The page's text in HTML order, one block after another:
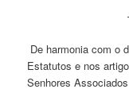
De harmonia com o
Estatutos e nos
Senhores